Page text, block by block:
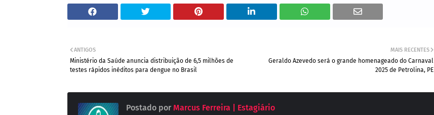
MAIS RECENTES
Geraldo Azevedo será o grande homenageado do Carnaval
2025 de Petrolina, PE
ANTIGOS
Ministério da Saúde anuncia distribuição de 6,5 milhões de
testes rápidos inéditos para dengue no Brasil
Postado por Marcus Ferreira | Estagiário